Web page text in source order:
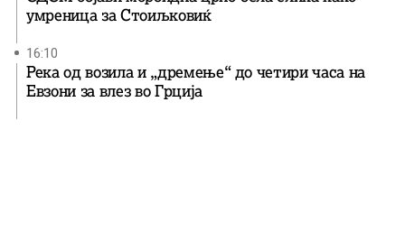
умреница за Стоиљковиќ
16:10
Река од возила и „дремење“ до четири часа на
Евзони за влез во Грција